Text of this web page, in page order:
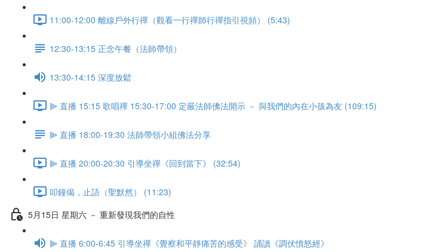
11:00-12:00 離線戶外行禪（觀看一行禪師行禪指引視頻） (5:43)
12:30-13:15 正念午餐（法師帶領）
13:30-14:15 深度放鬆
⫸ 直播 15:15 歌唱禪 15:30-17:00 定嚴法師佛法開示 － 與我們的內在小孩為友 (109:15)
⫸ 直播 18:00-19:30 法師帶領小組佛法分享
⫸ 直播 20:00-20:30 引導坐禪《回到當下》 (32:54)
叩鐘偈，止語（聖默然） (11:23)
5月15日 星期六 － 重新發現我們的自性
⫸ 直播 6:00-6:45 引導坐禪《覺察和平靜痛苦的感受》 誦讀《調伏憤怒經》